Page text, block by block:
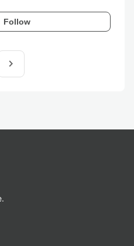
Follow
navigate_next